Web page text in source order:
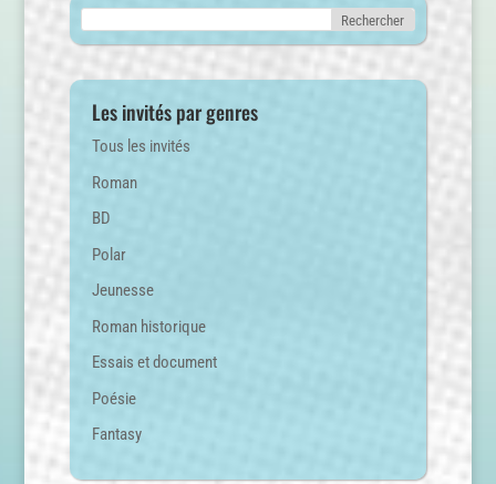
Les invités par genres
Tous les invités
Roman
BD
Polar
Jeunesse
Roman historique
Essais et document
Poésie
Fantasy